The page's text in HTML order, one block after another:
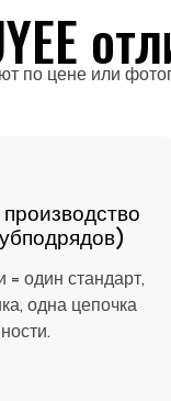
по цене или
один стандарт,
одна цепочка